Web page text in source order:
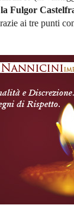
la Fulgor
ai tre punti